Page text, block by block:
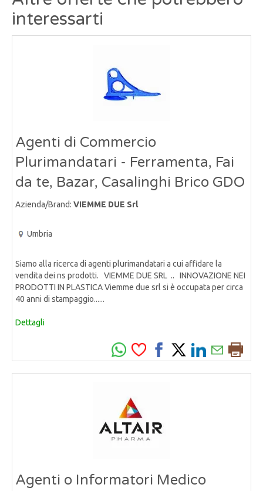
interessarti
Agenti di Commercio
Plurimandatari - Ferramenta, Fai
da te, Bazar, Casalinghi Brico GDO
Azienda/Brand: VIEMME DUE Srl
Umbria
Siamo alla ricerca di agenti plurimandatari a cui affidare la
vendita dei ns prodotti. VIEMME DUE SRL .. INNOVAZIONE NEI
PRODOTTI IN PLASTICA Viemme due srl si è occupata per circa
40 anni di stampaggio......
Dettagli
Agenti o Informatori Medico